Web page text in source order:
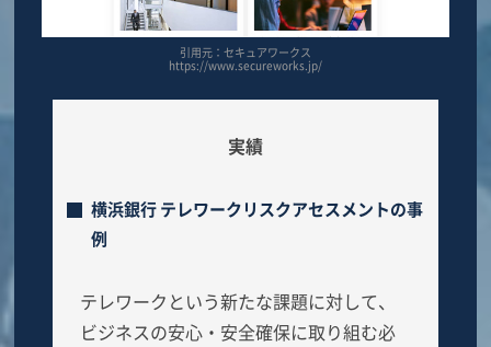
引用元：セキュアワークス
https://www.secureworks.jp/
実績
横浜銀行 テレワークリスクアセスメントの事
例
テレワークという新たな課題に対して、
ビジネスの安心・安全確保に取り組む必